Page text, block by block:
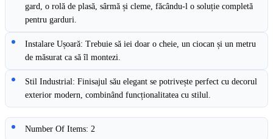
gard, o rolă de plasă, sârmă și cleme, făcându-l o soluție completă
pentru garduri.
Instalare Ușoară: Trebuie să iei doar o cheie, un ciocan și un metru
de măsurat ca să îl montezi.
Stil Industrial: Finisajul său elegant se potrivește perfect cu decorul
exterior modern, combinând funcționalitatea cu stilul.
Number Of Items: 2